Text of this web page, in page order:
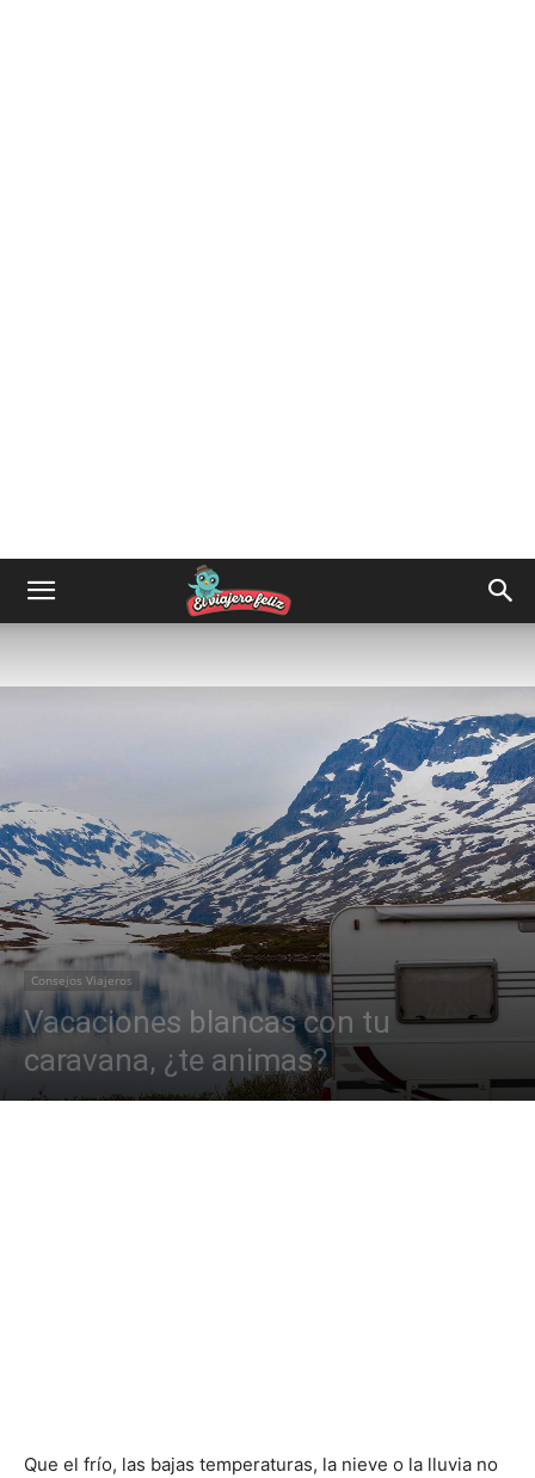
Consejos Viajeros
Vacaciones blancas con tu
caravana, ¿te animas?
Que el frío, las bajas temperaturas, la nieve o la lluvia no